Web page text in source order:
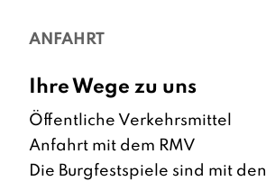
ANFAHRT
Ihre Wege zu uns
Öffentliche Verkehrsmittel
Anfahrt mit dem RMV
Die Burgfestspiele sind mit den